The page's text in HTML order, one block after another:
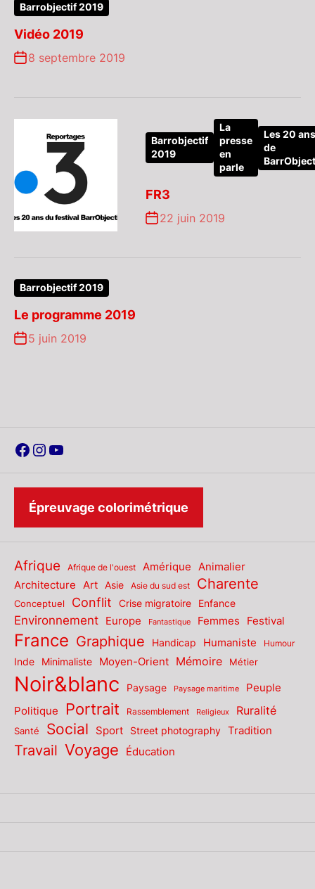
Barrobjectif 2019
Vidéo 2019
8 septembre 2019
Barrobjectif
2019
La
presse
en
parle
Les 20 ans
de
FR3
22 juin 2019
Barrobjectif 2019
Le programme 2019
5 juin 2019
Facebook
Instagram
YouTube
Épreuvage colorimétrique
Afrique Afrique de l'ouest Amérique Animalier
Architecture
Art Asie Asie du sud est Charente
Conceptuel Conflit Crise migratoire Enfance
Environnement Europe Fantastique Femmes Festival
France Graphique Handicap Humaniste Humour
Inde Minimaliste Moyen-Orient Mémoire Métier
Noir&blanc Paysage Paysage maritime Peuple
Politique Portrait Rassemblement Religieux Ruralité
Santé Social Sport Street photography Tradition
Travail Voyage Éducation